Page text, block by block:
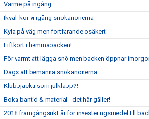
Värme på ingång
Ikväll kör vi igång snökanonerna
Kyla på väg men fortfarande osäkert
Liftkort i hemmabacken!
För varmt att lägga snö men backen öppnar
Dags att bemanna snökanonerna
Klubbjacka som julklapp?!
Boka bantid & material - det här gäller!
2018 framgångsrikt år för investeringsmedel till